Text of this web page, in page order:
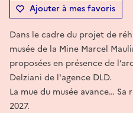
Ajouter à mes favoris
Dans le cadre du projet de
musée de la Mine Marcel
proposées en présence de
Delziani de l'agence DLD.
La mue du musée avance…
2027.